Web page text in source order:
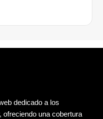
dedicado a los
ofreciendo una cobertura